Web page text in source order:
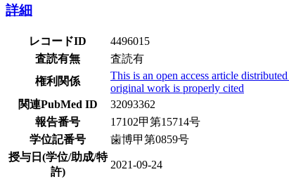
詳細
レコードID
4496015
査読有無
査読有
権利関係
This is an open access article
original work is properly cited
関連PubMed ID
32093362
報告番号
17102甲第15714号
学位記番号
歯博甲第0859号
授与日(学位/助成/特
許)
2021-09-24